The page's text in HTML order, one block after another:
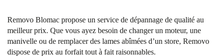
Removo Blomac propose un service de dépannage de qualité au
meilleur prix. Que vous ayez besoin de changer un moteur, une
manivelle ou de remplacer des lames abîmées d’un store, Removo
dispose de prix au forfait tout à fait raisonnables.